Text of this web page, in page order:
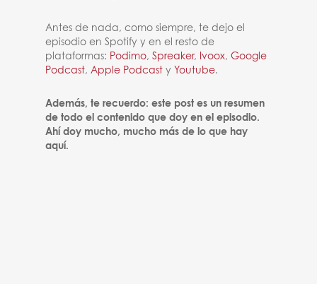
Antes de nada, como siempre, te dejo el
episodio en Spotify y en el resto de
plataformas: Podimo,Spreaker, Ivoox,Google
Podcast,Apple Podcast y Youtube.
Además, te recuerdo: este post es un resumen
de todo el contenido que doy en el episodio.
Ahí doy mucho, mucho más de lo que hay
aquí.